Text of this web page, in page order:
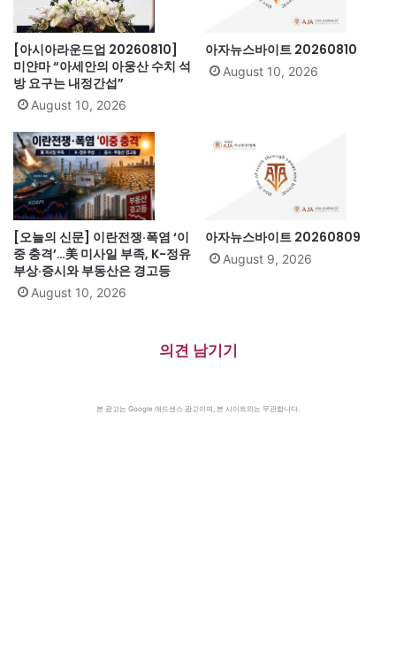
[아시아라운드업 20260810]
미얀마 “아세안의 아웅산 수치 석
방 요구는 내정간섭”
August 10, 2026
아자뉴스바이트 20260810
August 10, 2026
[오늘의 신문] 이란전쟁·폭염 ‘이
중 충격’…美 미사일 부족, K-정유
부상·증시와 부동산은 경고등
August 10, 2026
아자뉴스바이트 20260809
August 9, 2026
의견 남기기
본 광고는 Google 애드센스 광고이며, 본 사이트와는 무관합니다.